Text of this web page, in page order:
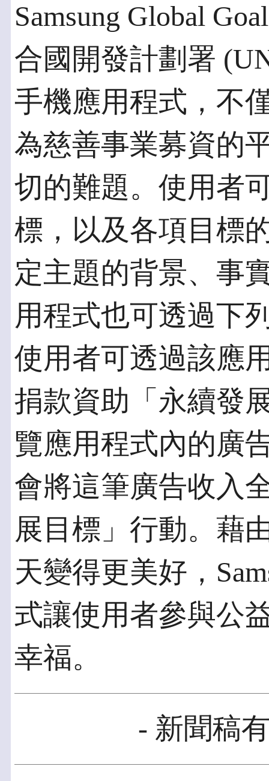
Samsung Global
合國開發計劃署
手機應用程式，不
為慈善事業募資的
切的難題。使用者
標，以及各項目標
定主題的背景、事
用程式也可透過下
使用者可透過該應
捐款資助「永續發
覽應用程式內的廣
會將這筆廣告收入
展目標」行動。藉
天變得更美好，
式讓使用者參與公
幸福。
- 新聞稿